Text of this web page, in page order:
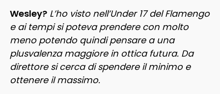
Wesley? L’ho visto nell’Under 17 del Flamengo
e ai tempi si poteva prendere con molto
meno potendo quindi pensare a una
plusvalenza maggiore in ottica futura. Da
direttore si cerca di spendere il minimo e
ottenere il massimo.